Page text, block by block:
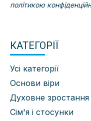
політикою
КАТЕГОРІЇ
Усі категорії
Основи віри
Духовне зростання
Сім'я і стосунки